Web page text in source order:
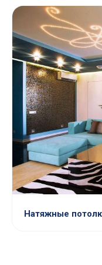
Натяжные